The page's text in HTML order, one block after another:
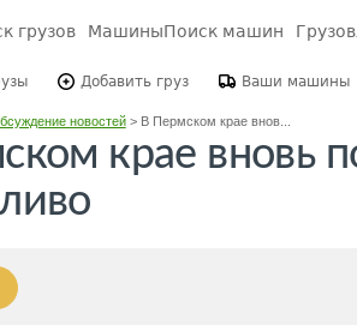
грузов МашиныПоиск машин
Добавить груз Ваши машины
новостей> В Пермском крае внов...
крае вновь